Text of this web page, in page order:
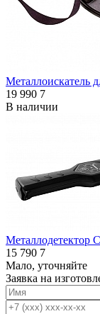
19 990 7
В наличии
15 790 7
Мало, уточняйте
Заявка на